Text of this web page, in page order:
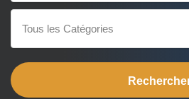
Tous les Catégories